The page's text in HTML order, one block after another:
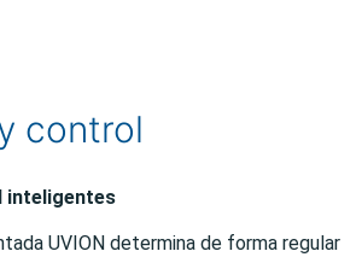
control
inteligentes
UVION determina de forma regular